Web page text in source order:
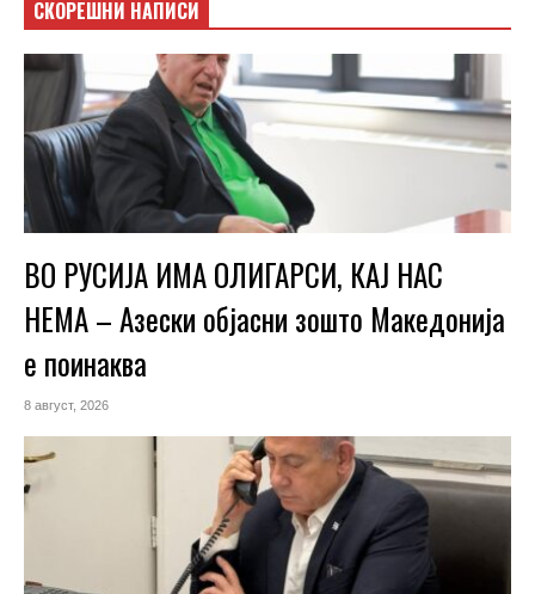
СКОРЕШНИ НАПИСИ
ВО РУСИЈА ИМА ОЛИГАРСИ, КАЈ НАС
НЕМА – Азески објасни зошто Македонија
е поинаква
8 август, 2026